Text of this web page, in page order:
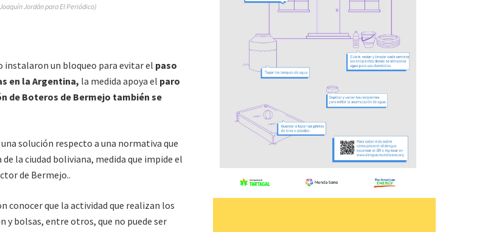
Jordán para El Periódico)
instalaron un bloqueo para evitar el paso
en la Argentina, la medida apoya el paro
de Boteros de Bermejo también se
una solución respecto a una normativa que
la ciudad boliviana, medida que impide el
de Bermejo..
conocer que la actividad que realizan los
y bolsas, entre otros, que no puede ser